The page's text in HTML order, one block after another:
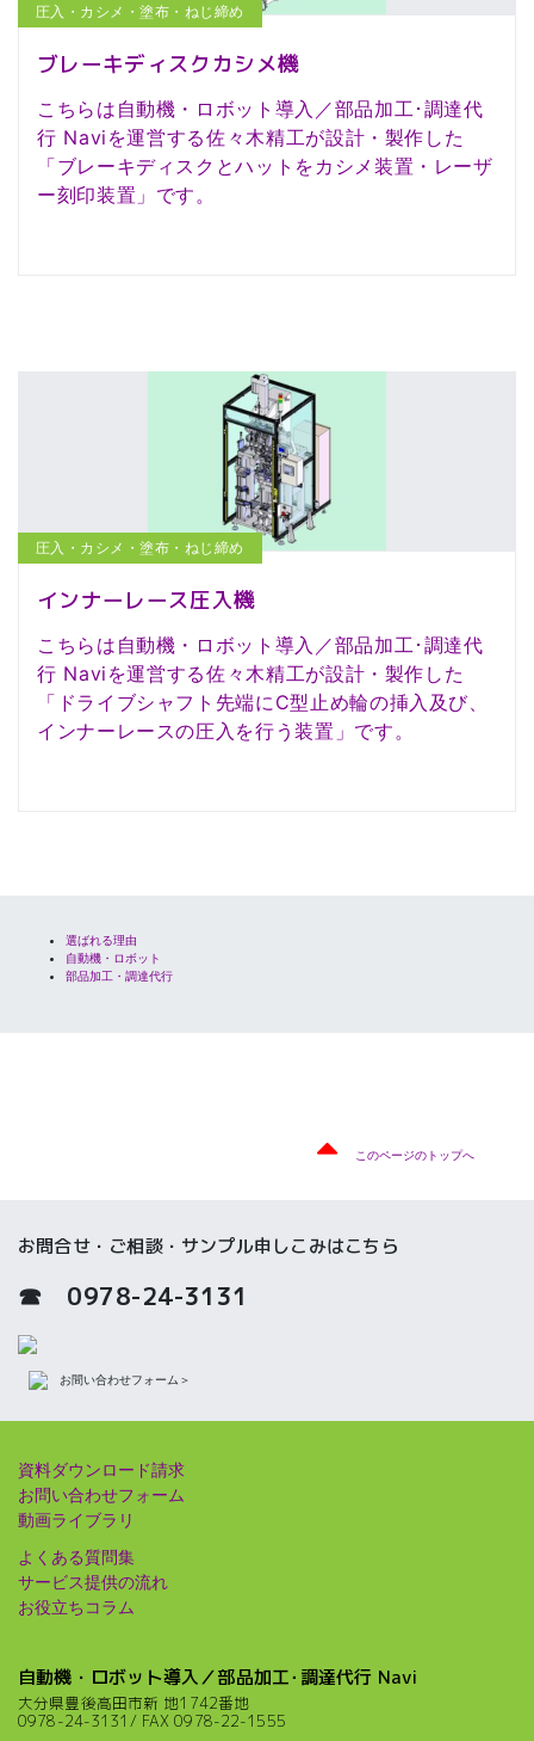
圧入・カシメ・塗布・ねじ締め
ブレーキディスクカシメ機
こちらは自動機・ロボット導入／部品加工･調達代
行 Naviを運営する佐々木精工が設計・製作した
「ブレーキディスクとハットをカシメ装置・レーザ
ー刻印装置」です。
圧入・カシメ・塗布・ねじ締め
インナーレース圧入機
こちらは自動機・ロボット導入／部品加工･調達代
行 Naviを運営する佐々木精工が設計・製作した
「ドライブシャフト先端にC型止め輪の挿入及び、
インナーレースの圧入を行う装置」です。
選ばれる理由
自動機・ロボット
部品加工・調達代行
このページのトップへ
お問合せ・ご相談・サンプル申しこみはこちら
☎ 0978-24-3131
お間い合わせフォーム＞
資料ダウンロード請求
お問い合わせフォーム
動画ライブラリ
よくある質問集
サービス提供の流れ
お役立ちコラム
自動機・ロボット導入／部品加工･調達代行 Navi
大分県豊後高田市新 地1742番地
0978-24-3131/ FAX 0978-22-1555